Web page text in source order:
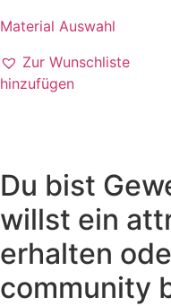
Material Auswahl
Zur Wunschliste
hinzufügen
Du bist
willst ein
erhalten
community